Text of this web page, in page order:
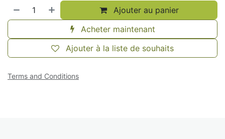
Ajouter au panier
Acheter maintenant
Ajouter à la liste de souhaits
Terms and Conditions